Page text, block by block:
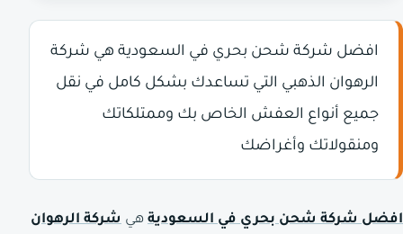
افضل شركة شحن بحري في السعودية هي شركة
الرهوان الذهبي التي تساعدك بشكل كامل في نقل
جميع أنواع العفش الخاص بك وممتلكاتك
ومنقولاتك وأغراضك
افضل شركة شحن بحري في السعودية هي شركة الرهوان